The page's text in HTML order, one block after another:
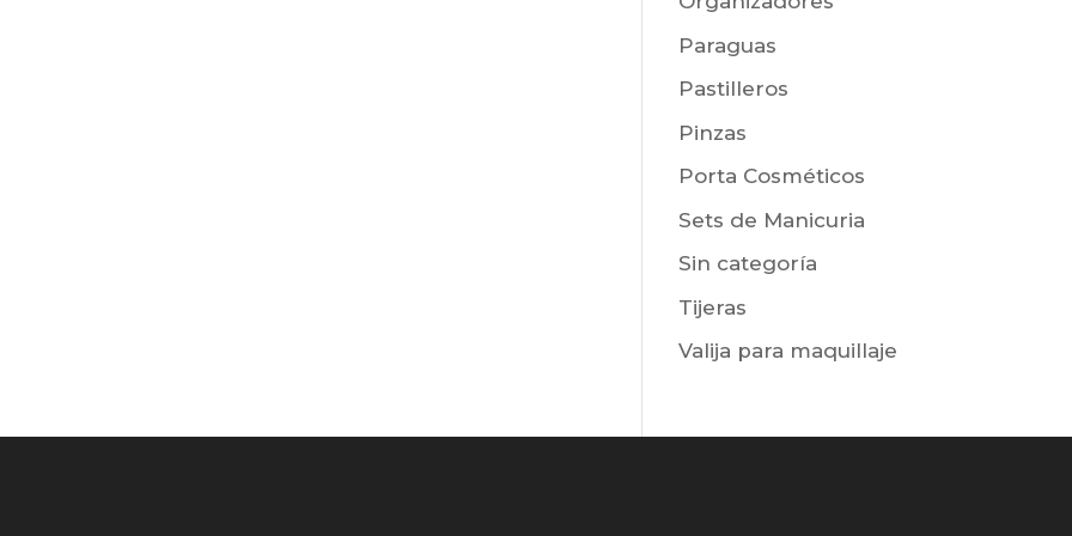
Paraguas
Pastilleros
Pinzas
Porta Cosméticos
Sets de Manicuria
Sin categoría
Tijeras
Valija para maquillaje